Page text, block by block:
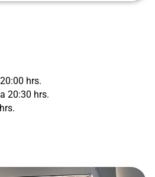
hrs.
20:30 hrs.